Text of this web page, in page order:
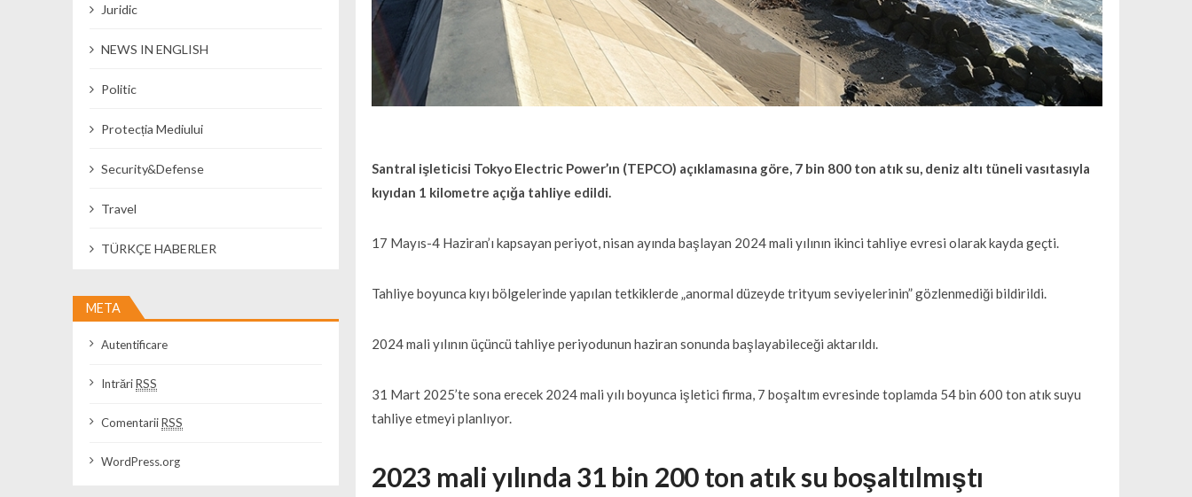
Santral işleticisi Tokyo Electric Power’ın (TEPCO) açıklamasına göre, 7 bin 800 ton atık su, deniz altı tüneli vasıtasıyla
kıyıdan 1 kilometre açığa tahliye edildi.
17 Mayıs-4 Haziran’ı kapsayan periyot, nisan ayında başlayan 2024 mali yılının ikinci tahliye evresi olarak kayda geçti.
Tahliye boyunca kıyı bölgelerinde yapılan tetkiklerde „anormal düzeyde trityum seviyelerinin” gözlenmediği bildirildi.
2024 mali yılının üçüncü tahliye periyodunun haziran sonunda başlayabileceği aktarıldı.
31 Mart 2025’te sona erecek 2024 mali yılı boyunca işletici firma, 7 boşaltım evresinde toplamda 54 bin 600 ton atık suyu
tahliye etmeyi planlıyor.
2023 mali yılında 31 bin 200 ton atık su boşaltılmıştı
Juridic
NEWS IN ENGLISH
Politic
Protecția Mediului
Security&Defense
Travel
TÜRKÇE HABERLER
META
Autentificare
IntrăriRSS
ComentariiRSS
WordPress.org